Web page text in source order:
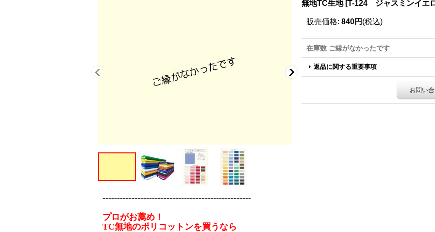
無地TC生地 [T-124 ジャスミンイエ
販売価格: 840円 (税込)
在庫数 ご縁がなかったです
返品に関する重要事項
お問い
---------------------------------------------------
プロがお薦め！
TC無地のポリコットンを買うなら